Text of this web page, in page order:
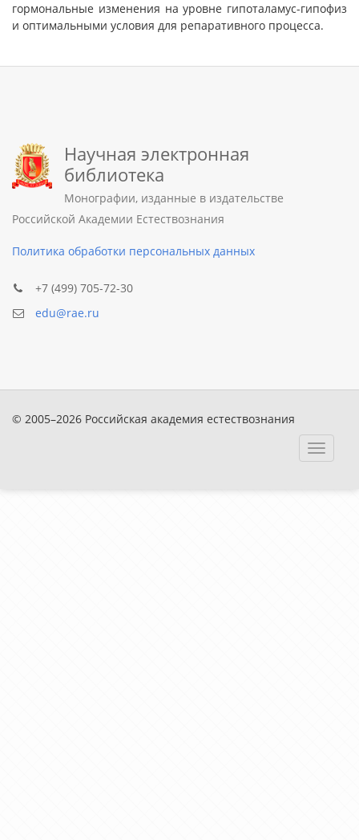
гормональные изменения на уровне гипоталамус-гипофиз
и оптимальными условия для репаративного процесса.
Научная электронная
библиотека
Монографии, изданные в издательстве
Российской Академии Естествознания
Политика обработки персональных данных
+7 (499) 705-72-30
edu@rae.ru
© 2005–2026 Российская академия естествознания
Toggle